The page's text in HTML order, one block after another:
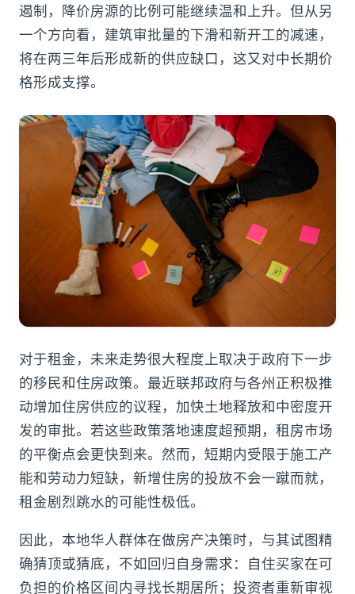
遏制，降价房源的比例可能继续温和上升。但从另
一个方向看，建筑审批量的下滑和新开工的减速，
将在两三年后形成新的供应缺口，这又对中长期价
格形成支撑。
对于租金，未来走势很大程度上取决于政府下一步
的移民和住房政策。最近联邦政府与各州正积极推
动增加住房供应的议程，加快土地释放和中密度开
发的审批。若这些政策落地速度超预期，租房市场
的平衡点会更快到来。然而，短期内受限于施工产
能和劳动力短缺，新增住房的投放不会一蹴而就，
租金剧烈跳水的可能性极低。
因此，本地华人群体在做房产决策时，与其试图精
确猜顶或猜底，不如回归自身需求：自住买家在可
负担的价格区间内寻找长期居所；投资者重新审视